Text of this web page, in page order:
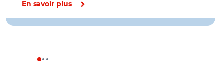
En savoir plus